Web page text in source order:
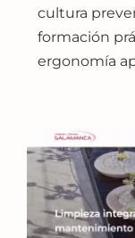
cultura
formación
ergonomía